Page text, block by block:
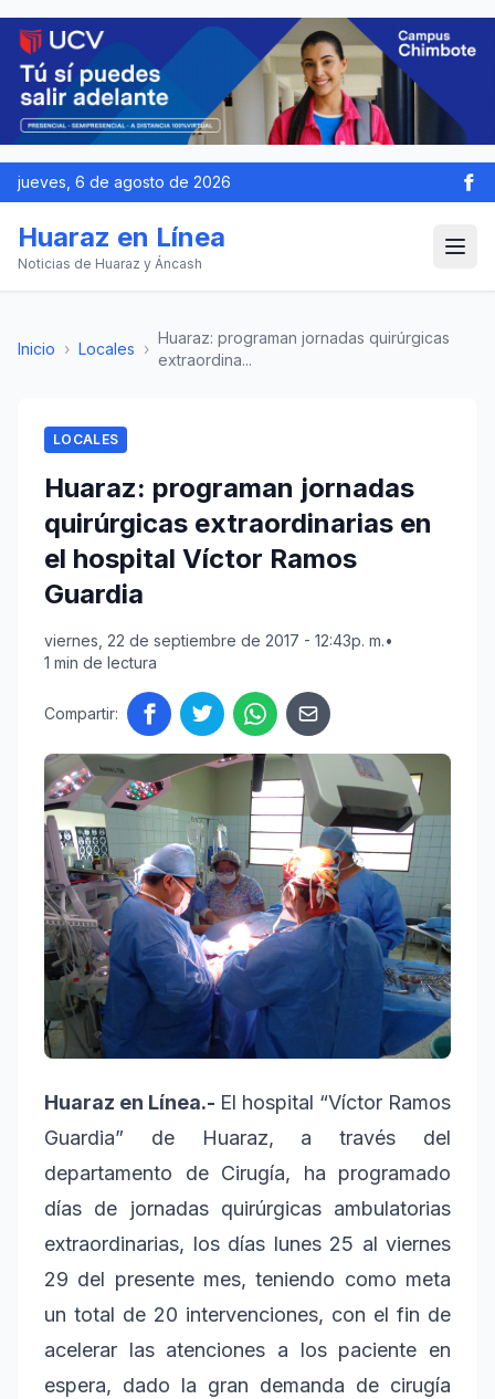
jueves, 6 de agosto de 2026
Huaraz en Línea
Noticias de Huaraz y Áncash
Inicio › Locales ›
Huaraz: programan jornadas quirúrgicas
extraordina...
LOCALES
Huaraz: programan jornadas
quirúrgicas extraordinarias en
el hospital Víctor Ramos
Guardia
viernes, 22 de septiembre de 2017 - 12:43p. m.•
1 min de lectura
Compartir:
Huaraz en Línea.- El hospital “Víctor Ramos
Guardia” de Huaraz, a través del
departamento de Cirugía, ha programado
días de jornadas quirúrgicas ambulatorias
extraordinarias, los días lunes 25 al viernes
29 del presente mes, teniendo como meta
un total de 20 intervenciones, con el fin de
acelerar las atenciones a los paciente en
espera, dado la gran demanda de cirugía